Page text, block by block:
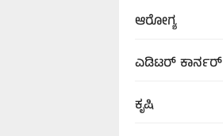
ಆರೋಗ್ಯ
ಎಡಿಟರ್‌ ಕಾರ್ನರ್
ಕೃಷಿ